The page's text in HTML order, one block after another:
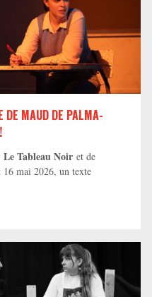
DE MAUD DE PALMA-
Le Tableau Noir et de
mai 2026, un texte